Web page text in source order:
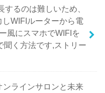
るのは難しいため、
WIFIルーターから電
風にスマホでWIFIを
聞く方法です,ストリー
ラインサロンと未来